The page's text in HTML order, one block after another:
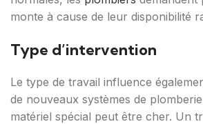
monte à cause de leur disponibilité
Type d’intervention
Le type de travail influence
de nouveaux systèmes de
matériel spécial peut être cher. Un